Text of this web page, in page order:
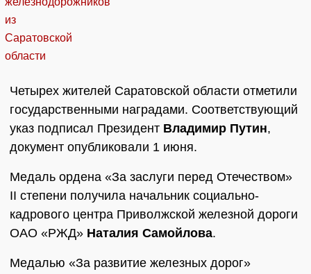
Четырех жителей Саратовской области отметили
государственными наградами. Соответствующий
указ подписал Президент Владимир Путин,
документ опубликовали 1 июня.
Медаль ордена «За заслуги перед Отечеством»
II степени получила начальник социально-
кадрового центра Приволжской железной дороги
ОАО «РЖД» Наталия Самойлова.
Медалью «За развитие железных дорог»